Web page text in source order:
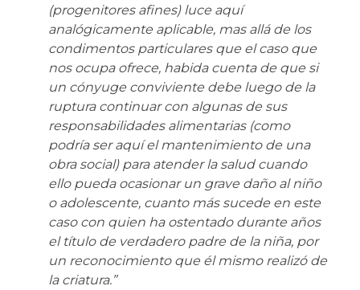
(progenitores afines) luce aquí
analógicamente aplicable, mas allá de los
condimentos particulares que el caso que
nos ocupa ofrece, habida cuenta de que si
un cónyuge conviviente debe luego de la
ruptura continuar con algunas de sus
responsabilidades alimentarias (como
podría ser aquí el mantenimiento de una
obra social) para atender la salud cuando
ello pueda ocasionar un grave daño al niño
o adolescente, cuanto más sucede en este
caso con quien ha ostentado durante años
el título de verdadero padre de la niña, por
un reconocimiento que él mismo realizó de
la criatura.”